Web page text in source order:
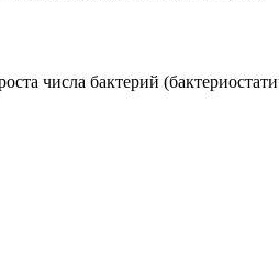
числа бактерий